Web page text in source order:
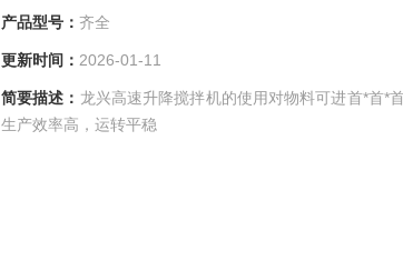
产品型号： 齐全
更新时间： 2026-01-11
简要描述： 龙兴高速升降搅拌机的使用对物料可进首*首*
生产效率高，运转平稳